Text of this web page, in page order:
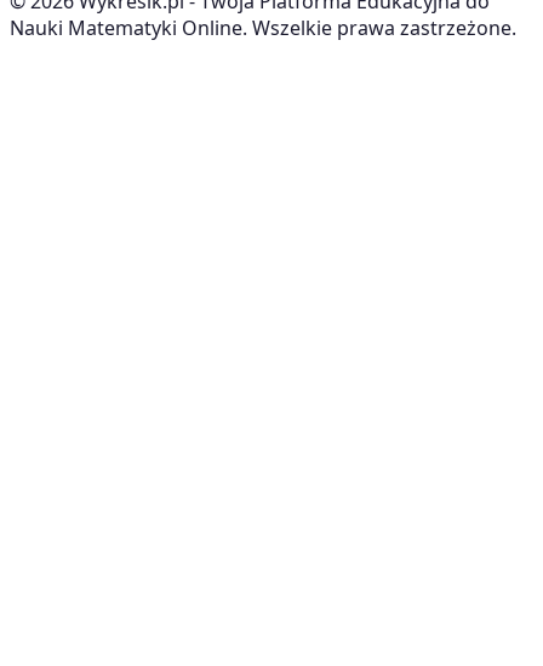
Nauki Matematyki Online. Wszelkie prawa zastrzeżone.